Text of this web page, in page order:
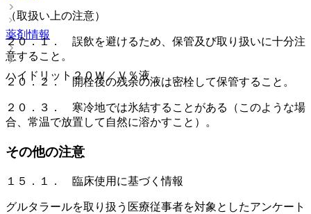
薬剤情報
ハイドリット２０Ｗ／Ｖ％液
（取扱い上の注意）
２０．１． 誤飲を避けるため、保管及び取り扱いに十分注
意すること。
２０．２． 開栓後の残余の液は密栓して保管すること。
２０．３． 寒冷地では氷結することがある（このような場
合、常温で放置して自然に溶かすこと）。
その他の注意
１５．１． 臨床使用に基づく情報
グルタラールを取り扱う医療従事者を対象としたアンケート